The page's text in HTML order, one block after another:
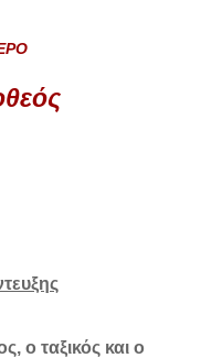
ο ταξικός και ο